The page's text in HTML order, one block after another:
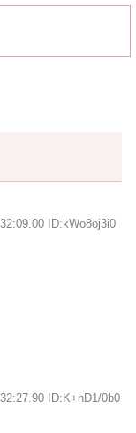
ID:kWo8oj3i0
ID:K+nD1/0b0